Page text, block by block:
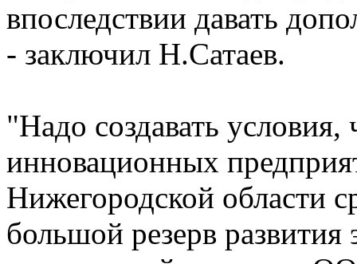
впоследствии давать
- заключил Н.Сатаев.
"Надо создавать
инновационных
Нижегородской области
большой резерв